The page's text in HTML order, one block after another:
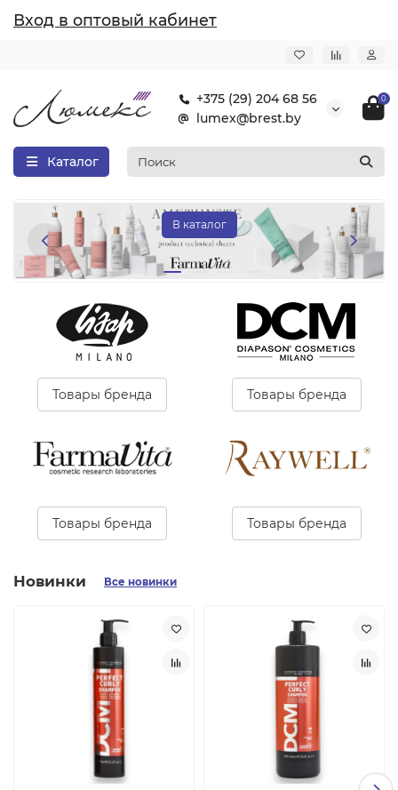
Вход в оптовый кабинет
+375 (29) 204 68 56
lumex@brest.by
0
Каталог
В каталог
Новинки Все новинки